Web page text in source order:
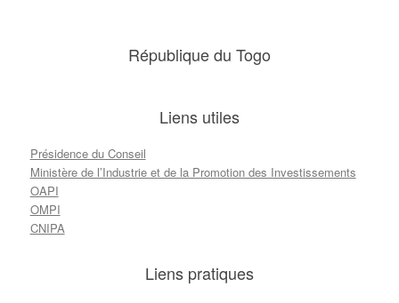
République du Togo
Liens utiles
Présidence du Conseil
Ministère de l’Industrie et de la Promotion des Investissements
OAPI
OMPI
CNIPA
Liens pratiques